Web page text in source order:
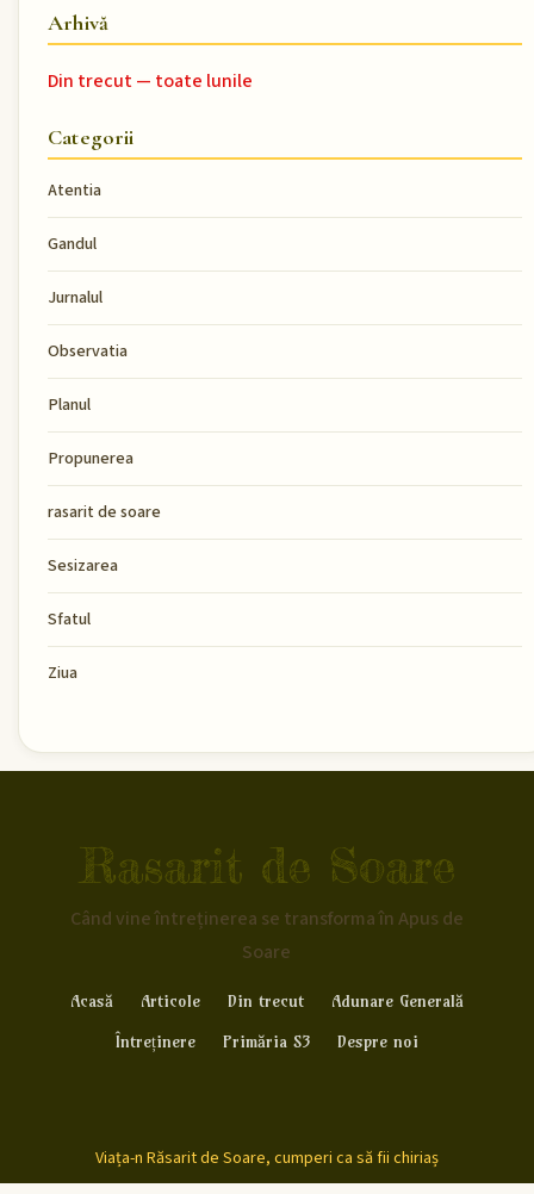
Arhivă
Din trecut — toate lunile
Categorii
Atentia
Gandul
Jurnalul
Observatia
Planul
Propunerea
rasarit de soare
Sesizarea
Sfatul
Ziua
Rasarit de Soare
Când vine întreținerea se transforma în Apus de
Soare
Acasă Articole Din trecut
Adunare Generală
Întreținere
Primăria S3 Despre noi
Viața-n Răsarit de Soare, cumperi ca să fii chiriaș